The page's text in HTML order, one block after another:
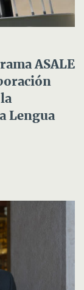
ASALE
Lengua